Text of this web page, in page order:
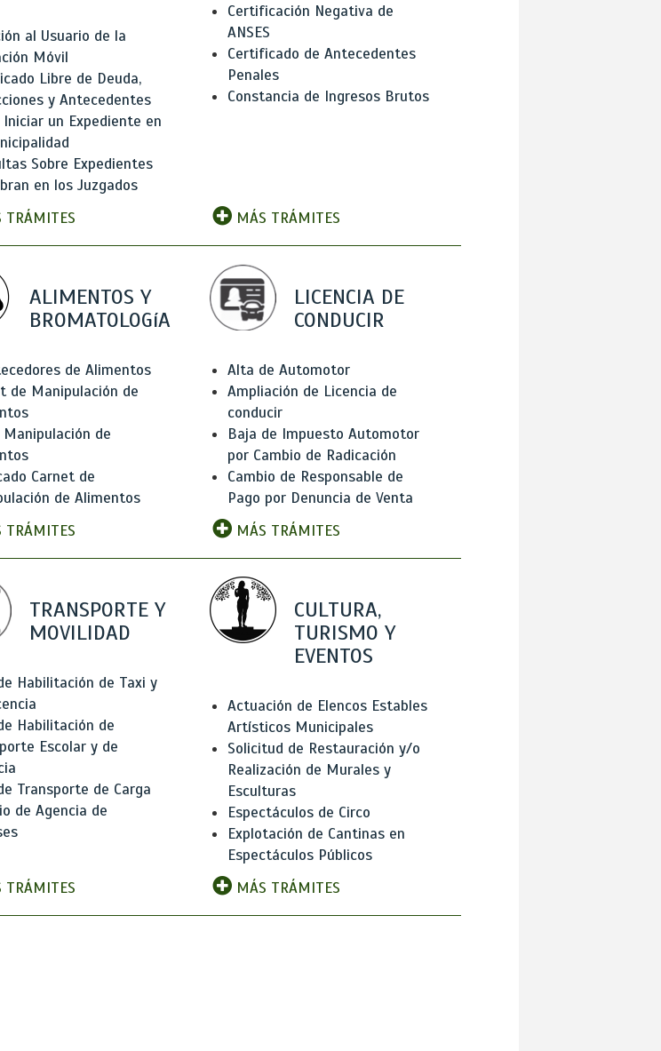
al Usuario de la
Móvil
Libre de Deuda,
y Antecedentes
Iniciar un Expediente en
Sobre Expedientes
en los Juzgados
Certificación Negativa de
ANSES
Certificado de Antecedentes
Penales
Constancia de Ingresos Brutos
MÁS TRÁMITES
ALIMENTOS Y
BROMATOLOGíA
de Alimentos
de Manipulación de
Manipulación de
Carnet de
de Alimentos
LICENCIA DE
CONDUCIR
Alta de Automotor
Ampliación de Licencia de
conducir
Baja de Impuesto Automotor
por Cambio de Radicación
Cambio de Responsable de
Pago por Denuncia de Venta
MÁS TRÁMITES
TRANSPORTE Y
MOVILIDAD
Habilitación de Taxi y
Habilitación de
Escolar y de
Transporte de Carga
de Agencia de
CULTURA,
TURISMO Y
EVENTOS
Actuación de Elencos Estables
Artísticos Municipales
Solicitud de Restauración y/o
Realización de Murales y
Esculturas
Espectáculos de Circo
Explotación de Cantinas en
Espectáculos Públicos
MÁS TRÁMITES